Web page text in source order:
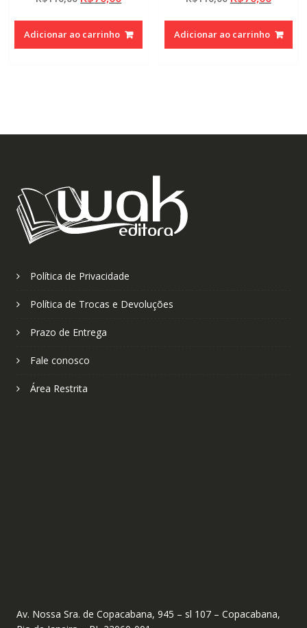
original
era:
atual
é:
Adicionar ao carrinho
original
era:
atual
é:
Adicionar ao carrinho
Política de Privacidade
Política de Trocas e Devoluções
Prazo de Entrega
Fale conosco
Área Restrita
Av. Nossa Sra. de Copacabana, 945 – sl 107 – Copacabana,